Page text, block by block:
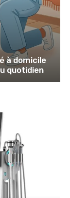
à domicile
quotidien